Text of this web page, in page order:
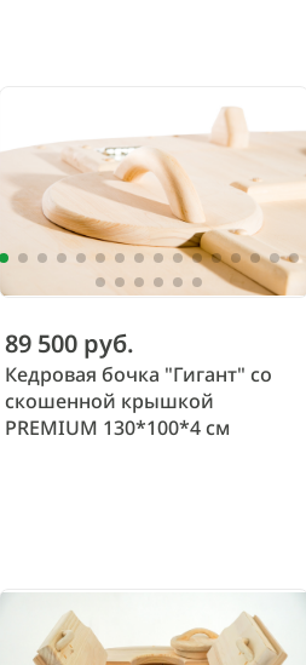
89 500 руб.
Кедровая бочка "Гигант" со
скошенной крышкой
PREMIUM 130*100*4 см